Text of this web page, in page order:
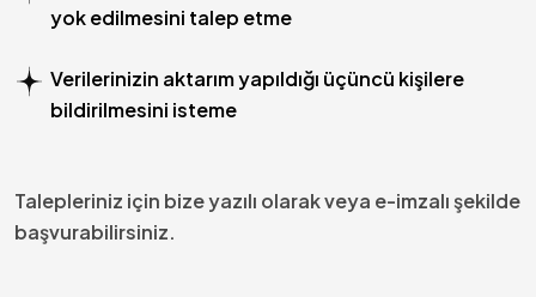
yok edilmesini talep etme
Verilerinizin aktarım yapıldığı üçüncü kişilere
bildirilmesini isteme
Talepleriniz için bize yazılı olarak veya e-imzalı şekilde
başvurabilirsiniz.